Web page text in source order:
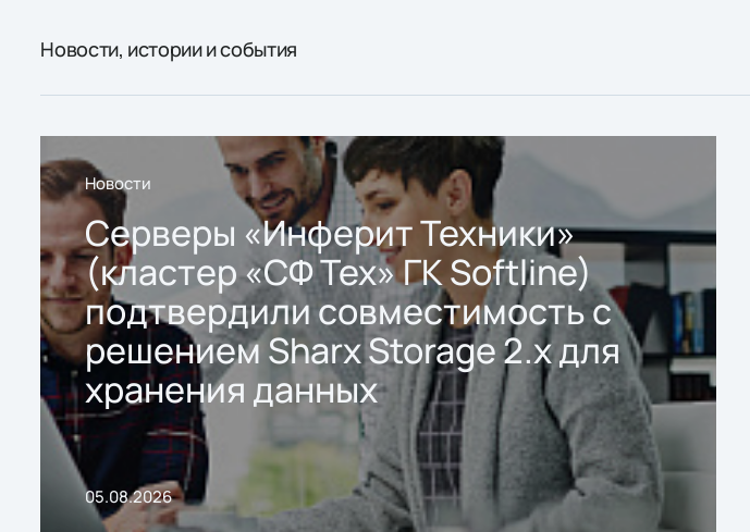
Новости, истории и события
Новости
Серверы «Инферит Техники»
(кластер «СФ Тех» ГК Softline)
подтвердили совместимость с
решением Sharx Storage 2.x для
хранения данных
05.08.2026